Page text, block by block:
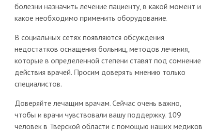
болезни назначить лечение пациенту, в какой момент и
какое необходимо применить оборудование.
В социальных сетях появляются обсуждения
недостатков оснащения больниц, методов лечения,
которые в определенной степени ставят под сомнение
действия врачей. Просим доверять мнению только
специалистов.
Доверяйте лечащим врачам. Сейчас очень важно,
чтобы и врачи чувствовали вашу поддержку. 109
человек в Тверской области с помощью наших медиков